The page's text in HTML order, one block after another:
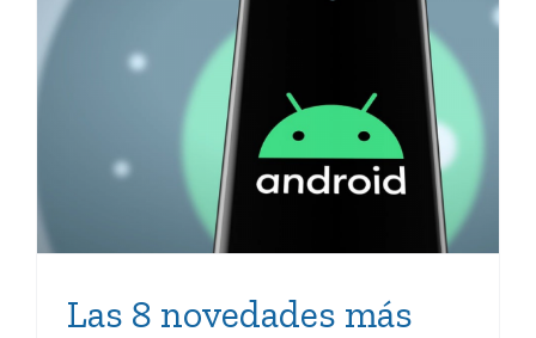
Las 8 novedades más
interesantes de la última
versión de Android,
Android 15
Las 8 novedades más